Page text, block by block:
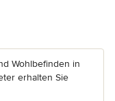
Wohlbefinden in
erhalten Sie